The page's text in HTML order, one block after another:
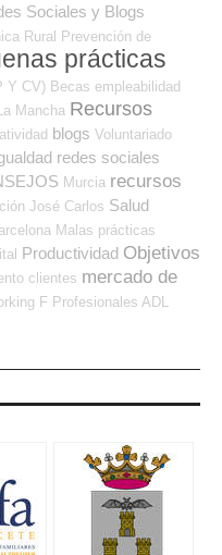
Sociales y Blogs
Rural Prevención de
prácticas
Y CV) Becas empleabilidad
Mancha Recursos
blogs Voluntariado
redes sociales
Murcia recursos
José Carlos Salud
Malas prácticas
Productividad Objetivos
clientes mercado de
F Profesionales ADL